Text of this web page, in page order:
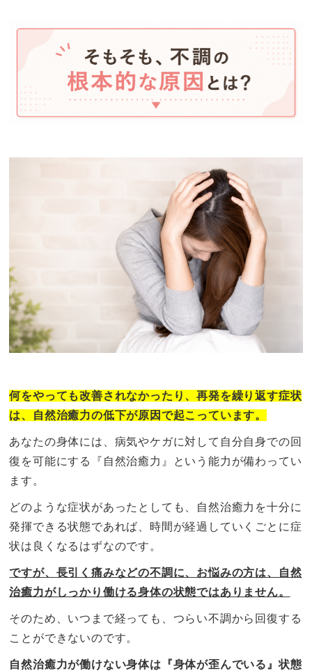
何をやっても改善されなかったり、再発を繰り返す症状
は、自然治癒力の低下が原因で起こっています。
あなたの身体には、病気やケガに対して自分自身での回
復を可能にする『自然治癒力』という能力が備わってい
ます。
どのような症状があったとしても、自然治癒力を十分に
発揮できる状態であれば、時間が経過していくごとに症
状は良くなるはずなのです。
ですが、長引く痛みなどの不調に、お悩みの方は、自然
治癒力がしっかり働ける身体の状態ではありません。
そのため、いつまで経っても、つらい不調から回復する
ことができないのです。
自然治癒力が働けない身体は『身体が歪んでいる』状態